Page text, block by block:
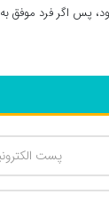
پس اگر فرد موفق به